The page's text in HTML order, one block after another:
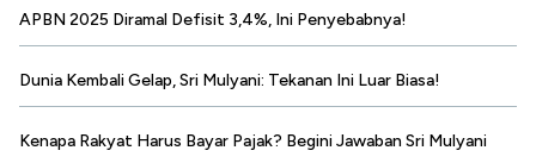
APBN 2025 Diramal Defisit 3,4%, Ini Penyebabnya!
Dunia Kembali Gelap, Sri Mulyani: Tekanan Ini Luar Biasa!
Kenapa Rakyat Harus Bayar Pajak? Begini Jawaban Sri Mulyani